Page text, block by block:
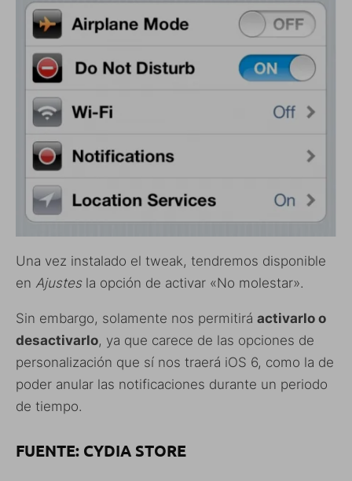
Una vez instalado el tweak, tendremos disponible
en Ajustesla opción de activar «No molestar».
Sin embargo, solamente nos permitirá activarlo o
desactivarlo, ya que carece de las opciones de
personalización que sí nos traerá iOS 6, como la de
poder anular las notificaciones durante un periodo
de tiempo.
FUENTE: CYDIA STORE